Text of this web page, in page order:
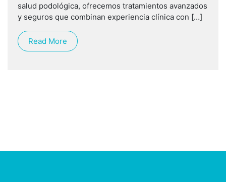
salud podológica, ofrecemos tratamientos avanzados
y seguros que combinan experiencia clínica con […]
Read More